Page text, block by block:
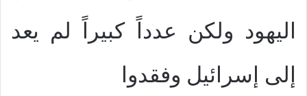
اليهود ولكن عدداً كبيراً لم يعد
إلى إسرائيل وفقدوا